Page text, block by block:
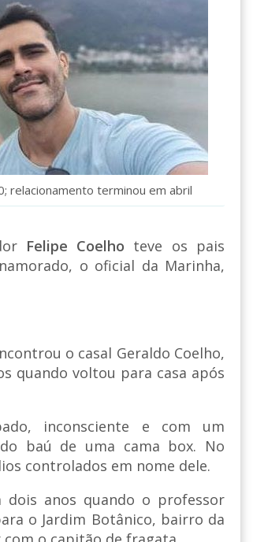
relacionamento terminou em abril
Felipe Coelho teve os pais
o oficial da Marinha,
o casal Geraldo Coelho,
quando voltou para casa após
inconsciente e com um
baú de uma cama box. No
controlados em nome dele.
dois anos quando o professor
o Jardim Botânico, bairro da